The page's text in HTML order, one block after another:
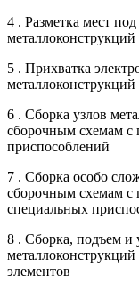
4 . Разметка мест
металлоконструкций
5 . Прихватка
6 . Сборка узлов
сборочным схемам с
приспособлений
7 . Сборка особо
сборочным схемам с
специальных
8 . Сборка, подъем и
элементов